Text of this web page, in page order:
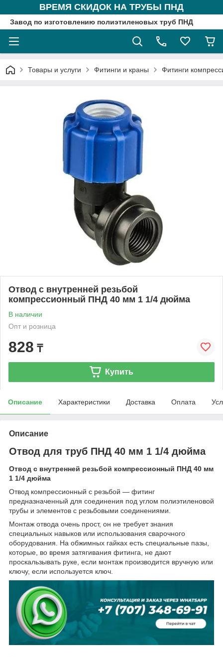
ВРЕМЯ СКИДОК НА ТРУБЫ ПНД
Завод по изготовлению полиэтиленовых труб ПНД
Товары и услуги Фитинги и краны Фитинги
Отвод с внутренней резьбой
компрессионный ПНД 40 мм 1 1/4 дюйма
В наличии
Опт и розница
828 ₸
Купить
Описание Характеристики Доставка Оплата
Описание
Отвод для труб ПНД 40 мм 1 1/4 дюйма
Отвод с внутренней резьбой компрессионный ПНД 40 мм
1 1/4 дюйма
Отвод компрессионный с резьбой — фитинг
предназначенный для соединения под углом полиэтиленовой
трубы и элементов с резьбовыми соединениями.
Монтаж отвода очень прост, он не требует знания
специальных навыков или использования сварочного
оборудования. На обжимных гайках есть специальные пазы,
которые, во время затягивания фитинга, не дают
проскальзывать руке, если монтаж производится вручную или
ключу, если используется ключ.